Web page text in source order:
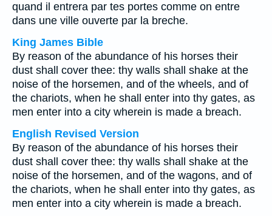
quand il entrera par tes portes comme on entre
dans une ville ouverte par la breche.
King James Bible
By reason of the abundance of his horses their
dust shall cover thee: thy walls shall shake at the
noise of the horsemen, and of the wheels, and of
the chariots, when he shall enter into thy gates, as
men enter into a city wherein is made a breach.
English Revised Version
By reason of the abundance of his horses their
dust shall cover thee: thy walls shall shake at the
noise of the horsemen, and of the wagons, and of
the chariots, when he shall enter into thy gates, as
men enter into a city wherein is made a breach.